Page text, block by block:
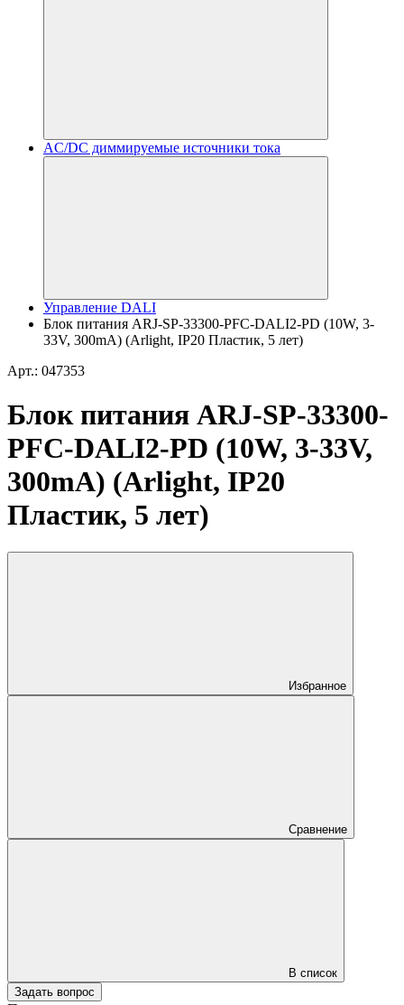
AC/DC диммируемые источники тока
Управление DALI
Блок питания ARJ-SP-33300-PFC-DALI2-PD (10W, 3-
33V, 300mA) (Arlight, IP20 Пластик, 5 лет)
Арт.: 047353
Блок питания ARJ-SP-33300-
PFC-DALI2-PD (10W, 3-33V,
300mA) (Arlight, IP20
Пластик, 5 лет)
Избранное
Сравнение
В список
Задать вопрос